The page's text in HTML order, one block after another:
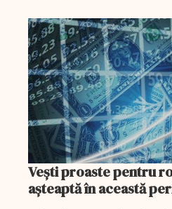
Vești proaste pentru
așteaptă în această